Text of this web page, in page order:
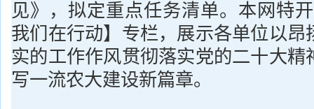
见》，拟定重点任务清单。本网特
我们在行动】专栏，展示各单位以昂
实的工作作风贯彻落实党的二十大精
写一流农大建设新篇章。